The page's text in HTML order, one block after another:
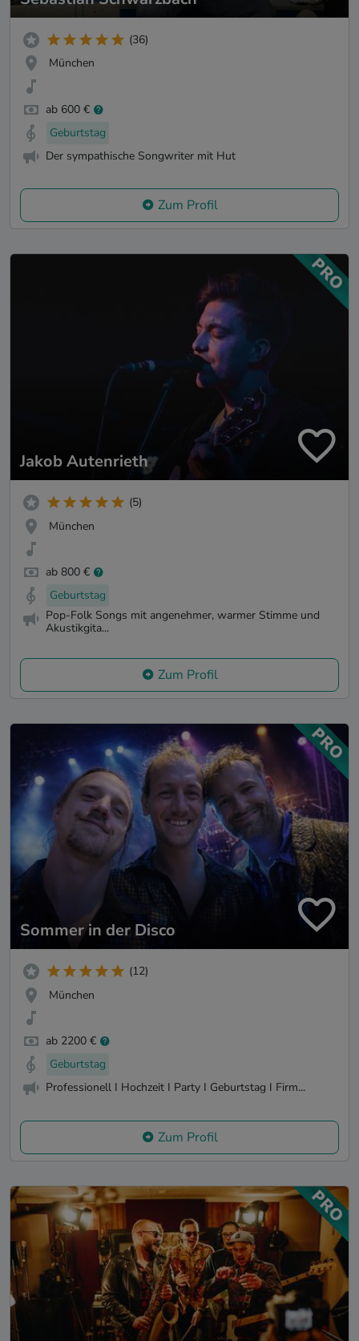
(36)
München
ab 600 €
Geburtstag
Der sympathische Songwriter mit Hut
Zum Profil
Jakob Autenrieth
(5)
München
ab 800 €
Geburtstag
Pop-Folk Songs mit angenehmer, warmer Stimme und
Akustikgita...
Zum Profil
Sommer in der Disco
(12)
München
ab 2200 €
Geburtstag
Professionell I Hochzeit I Party I Geburtstag I Firm...
Zum Profil